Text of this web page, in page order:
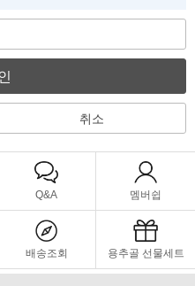
취소
Q&A 멤버쉽
배송조회 용추골 선물세트